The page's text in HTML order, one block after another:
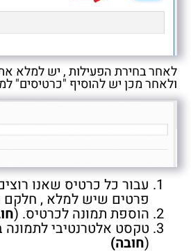
לאחר בחירת הפעילות , יש למלא
ולאחר מכן יש להוסיף "כרטיסים"
עבור כל כרטיס שאנו
פרטים שיש למלא , חלקם
הוספת תמונה לכרטיס. (
טקסט אלטרנטיבי לתמונה
חובה)